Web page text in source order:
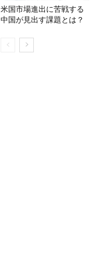
米国市場進出に苦戦する
中国が見出す課題とは？